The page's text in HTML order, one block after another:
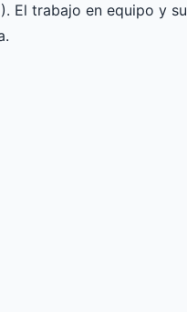
El trabajo en equipo y su